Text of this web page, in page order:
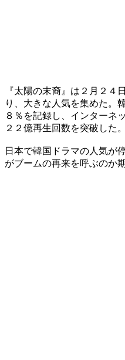
『太陽の末裔』は２月２４
り、大きな人気を集めた。
８％を記録し、インターネ
２２億再生回数を突破した。
日本で韓国ドラマの人気が
がブームの再来を呼ぶのか